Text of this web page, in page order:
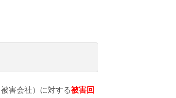
害会社）に対する被害回